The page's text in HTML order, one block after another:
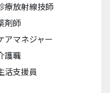
療放射線技師
剤師
アマネジャー
護職
活支援員